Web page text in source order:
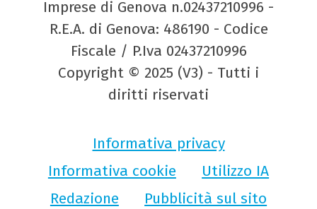
Imprese di Genova n.02437210996 -
R.E.A. di Genova: 486190 - Codice
Fiscale / P.Iva 02437210996
Copyright © 2025 (V3) - Tutti i
diritti riservati
Informativa privacy
Informativa cookie
Utilizzo IA
Redazione
Pubblicità sul sito